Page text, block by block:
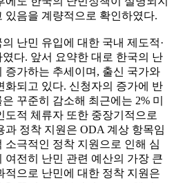
있음을 계량적으로 확인하였다.
난민 유입에 대한 국내 제도적·
다. 앞서 요약한 대로 한국의 난
증가하는 추세이며, 출신 국가와
화되고 있다. 신청자의 증가에 반
꾸준히 감소해 최근에는 2% 미
도적 체류자 또한 중장기적으로
과 정착 지원은 ODA 계상 항목임
소극적인 정착 지원으로 인해 심
여전히 난민 관련 예산의 가장 큰
적으로 난민에 대한 정착 지원은